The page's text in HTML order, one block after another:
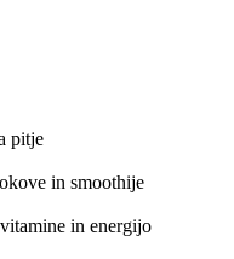
pitje
in smoothije
in energijo